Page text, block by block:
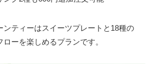
ンティーはスイーツプレートと18種の
ローを楽しめるプランです。